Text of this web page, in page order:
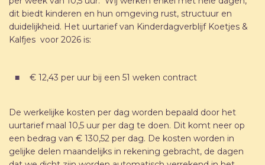
dit biedt kinderen en hun omgeving rust, structuur en
duidelijkheid. Het uurtarief van Kinderdagverblijf Koetjes &
Kalfjes voor 2026 is:
€ 12,43 per uur bij een 51 weken contract
De werkelijke kosten per dag worden bepaald door het
uurtarief maal 10,5 uur per dag te doen. Dit komt neer op
een bedrag van € 130,52 per dag. De kosten worden in
gelijke delen maandelijks in rekening gebracht, de dagen